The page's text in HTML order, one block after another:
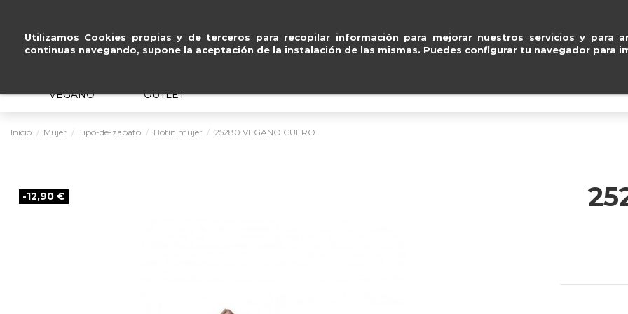
Utilizamos Cookies propias y de terceros para recopilar información para mejorar nuestros servicios y para
continuas navegando, supone la aceptación de la instalación de las mismas. Puedes configurar tu navegador para
VEGANO OUTLET
Inicio Mujer Tipo-de-zapato Botín mujer 25280 VEGANO CUERO
-12,90 €